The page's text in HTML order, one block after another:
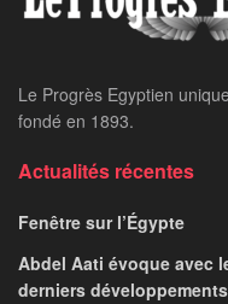
Le Progrès Egyptien
fondé en 1893.
Actualités récentes
Fenêtre sur l’Égypte
Abdel Aati évoque avec
derniers